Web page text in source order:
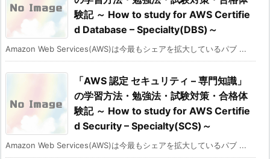
験記 ～ How to study for AWS Certifie
d Database – Specialty(DBS)～
Amazon Web Services(AWS)は今最もシェアを拡大しているパブ ...
「AWS 認定 セキュリティ – 専門知識」
の学習方法・勉強法・試験対策・合格体
験記 ～ How to study for AWS Certifie
d Security – Specialty(SCS)～
Amazon Web Services(AWS)は今最もシェアを拡大しているパブ ...